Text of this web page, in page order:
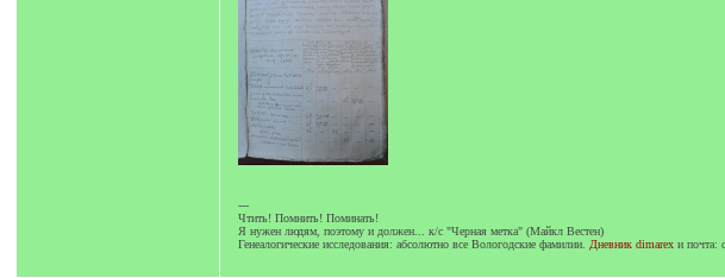
---
Чтить! Помнить! Поминать!
Я нужен людям, поэтому и должен... к/с "Черная метка" (Майкл Вестен)
Генеалогические исследования: абсолютно все Вологодские фамилии.
Дневник dimarexи почта: